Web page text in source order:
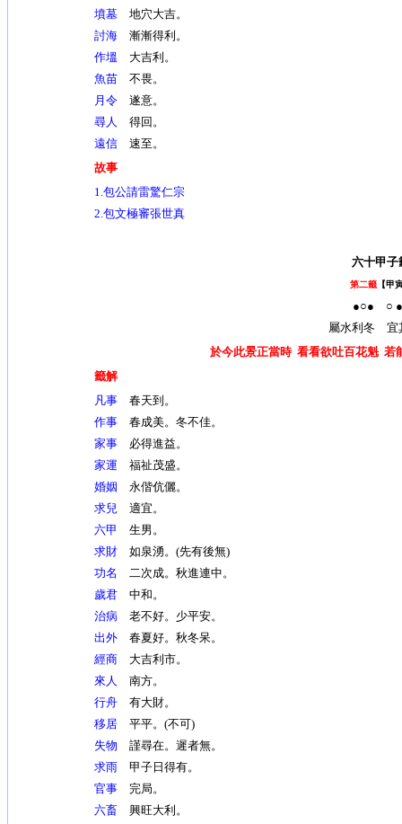
墳墓地穴大吉。
討海漸漸得利。
作塭 大吉利。
魚苗不畏。
月令遂意。
尋人 得回。
遠信速至。
故事
1.包公請雷驚仁宗
2.包文極審張世真
六十甲子
第二籤【甲
●○● ○
屬水利冬 宜
於今此景正當時 看看欲吐百花魁 若
籤解
凡事春天到。
作事春成美。冬不佳。
家事必得進益。
家運 福祉茂盛。
婚姻 永偕伉儷。
求兒適宜。
六甲 生男。
求財如泉湧。(先有後無)
功名 二次成。秋進連中。
歲君中和。
治病 老不好。少平安。
出外春夏好。秋冬呆。
經商大吉利市。
來人 南方。
行舟有大財。
移居平平。(不可)
失物 謹尋在。遲者無。
求雨甲子日得有。
官事完局。
六畜興旺大利。